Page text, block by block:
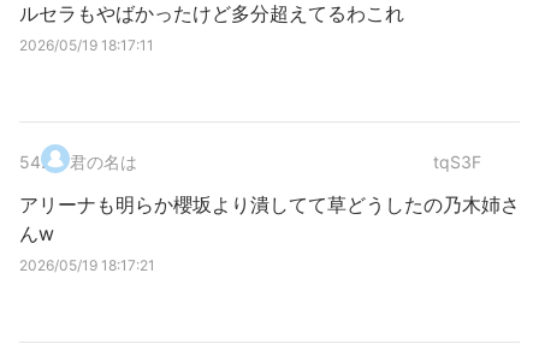
ルセラもやばかったけど多分超えてるわこれ
2026/05/19 18:17:11
54. 君の名は tqS3F
アリーナも明らか櫻坂より潰してて草どうしたの乃木姉さ
んw
2026/05/19 18:17:21